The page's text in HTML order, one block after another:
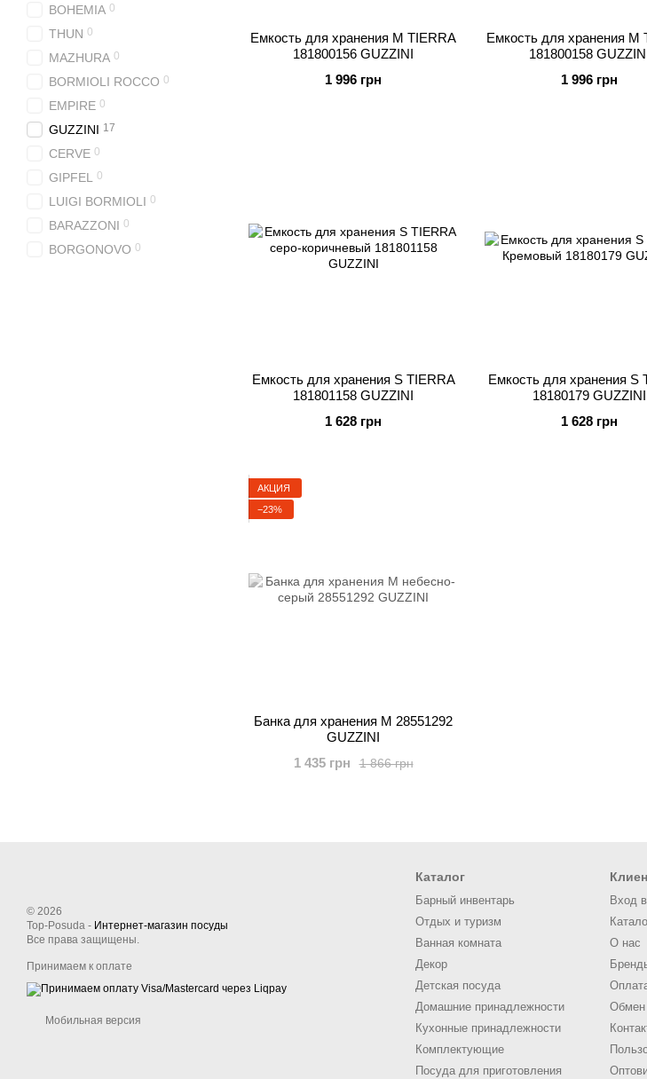
Емкость для хранения M TIERRA
181800156 GUZZINI
1 996 грн
Емкость для хранения M
181800158
1 996 грн
Емкость для хранения S TIERRA
181801158 GUZZINI
1 628 грн
Емкость для хранения S
18180179 GUZZINI
1 628 грн
АКЦИЯ
−23%
Банка для хранения М 28551292
GUZZINI
1 866 грн
1 435 грн
BOHEMIA 0
THUN 0
MAZHURA 0
BORMIOLI ROCCO 0
EMPIRE 0
GUZZINI 17
CERVE 0
GIPFEL 0
LUIGI BORMIOLI 0
BARAZZONI 0
BORGONOVO 0
© 2026
Top-Posuda - Интернет-магазин посуды
Все права защищены.
Принимаем к оплате
Мобильная версия
Каталог
Барный инвентарь
Отдых и туризм
Ванная комната
Декор
Детская посуда
Домашние принадлежности
Кухонные принадлежности
Комплектующие
Посуда для приготовления
Вход
О нас
Обмен